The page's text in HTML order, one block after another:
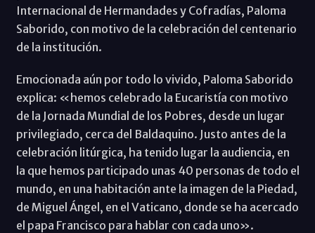
Internacional de Hermandades y Cofradías, Paloma
Saborido, con motivo de la celebración del centenario
de la institución.
Emocionada aún por todo lo vivido, Paloma Saborido
explica: «hemos celebrado la Eucaristía con motivo
de la Jornada Mundial de los Pobres, desde un lugar
privilegiado, cerca del Baldaquino. Justo antes de la
celebración litúrgica, ha tenido lugar la audiencia, en
la que hemos participado unas 40 personas de todo el
mundo, en una habitación ante la imagen de la Piedad,
de Miguel Ángel, en el Vaticano, donde se ha acercado
el papa Francisco para hablar con cada uno».